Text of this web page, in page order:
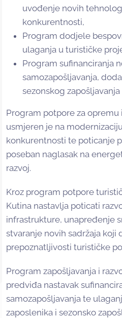
uvođenje novih
konkurentnosti,
Program dodjele
ulaganja u turističke
Program sufinanciranja
samozapošljavanja,
sezonskog
Program potpore za
usmjeren je na
konkurentnosti te poticanje
poseban naglasak na
razvoj.
Kroz program potpore
Kutina nastavlja poticati
infrastrukture, unapređenje
stvaranje novih sadržaja koji
prepoznatljivosti turističke
Program zapošljavanja i
predviđa nastavak
samozapošljavanja te
zaposlenika i sezonsko